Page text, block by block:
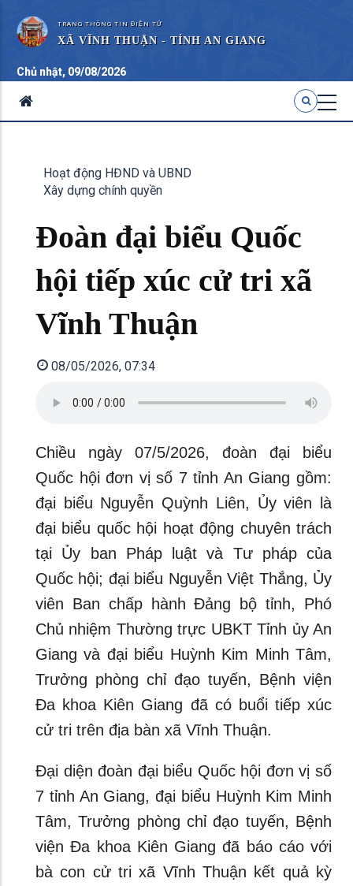
TRANG THÔNG TIN ĐIỆN TỬ
XÃ VĨNH THUẬN - TỈNH AN GIANG
Chủ nhật, 09/08/2026
Hoạt động HĐND và UBND
Xây dựng chính quyền
Đoàn đại biểu Quốc
hội tiếp xúc cử tri xã
Vĩnh Thuận
08/05/2026, 07:34
Chiều ngày 07/5/2026, đoàn đại biểu
Quốc hội đơn vị số 7 tỉnh An Giang gồm:
đại biểu Nguyễn Quỳnh Liên, Ủy viên là
đại biểu quốc hội hoạt động chuyên trách
tại Ủy ban Pháp luật và Tư pháp của
Quốc hội; đại biểu Nguyễn Việt Thắng, Ủy
viên Ban chấp hành Đảng bộ tỉnh, Phó
Chủ nhiệm Thường trực UBKT Tỉnh ủy An
Giang và đại biểu Huỳnh Kim Minh Tâm,
Trưởng phòng chỉ đạo tuyến, Bệnh viện
Đa khoa Kiên Giang đã có buổi tiếp xúc
cử tri trên địa bàn xã Vĩnh Thuận.
Đại diện đoàn đại biểu Quốc hội đơn vị số
7 tỉnh An Giang, đại biểu Huỳnh Kim Minh
Tâm, Trưởng phòng chỉ đạo tuyến, Bệnh
viện Đa khoa Kiên Giang đã báo cáo với
bà con cử tri xã Vĩnh Thuận kết quả kỳ